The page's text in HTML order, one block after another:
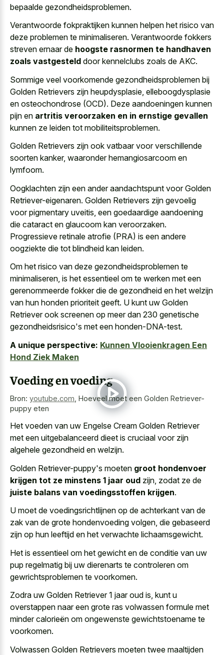
bepaalde gezondheidsproblemen.
Verantwoorde fokpraktijken kunnen helpen het risico van
deze problemen te minimaliseren. Verantwoorde fokkers
streven ernaar de hoogste rasnormen te handhaven
zoals vastgesteld door kennelclubs zoals de AKC.
Sommige veel voorkomende gezondheidsproblemen bij
Golden Retrievers zijn heupdysplasie, elleboogdysplasie
en osteochondrose (OCD). Deze aandoeningen kunnen
pijn en artritis veroorzaken en in ernstige gevallen
kunnen ze leiden tot mobiliteitsproblemen.
Golden Retrievers zijn ook vatbaar voor verschillende
soorten kanker, waaronder hemangiosarcoom en
lymfoom.
Oogklachten zijn een ander aandachtspunt voor Golden
Retriever-eigenaren. Golden Retrievers zijn gevoelig
voor pigmentary uveitis, een goedaardige aandoening
die cataract en glaucoom kan veroorzaken.
Progressieve retinale atrofie (PRA) is een andere
oogziekte die tot blindheid kan leiden.
Om het risico van deze gezondheidsproblemen te
minimaliseren, is het essentieel om te werken met een
gerenommeerde fokker die de gezondheid en het welzijn
van hun honden prioriteit geeft. U kunt uw Golden
Retriever ook screenen op meer dan 230 genetische
gezondheidsrisico's met een honden-DNA-test.
A unique perspective: Kunnen Vlooienkragen Een
Hond Ziek Maken
Voeding en voeding
Bron: youtube.com Hoeveel moet een Golden Retriever-
puppy eten
Het voeden van uw Engelse Cream Golden Retriever
met een uitgebalanceerd dieet is cruciaal voor zijn
algehele gezondheid en welzijn.
Golden Retriever-puppy's moeten groot hondenvoer
krijgen tot ze minstens 1 jaar oud zijn, zodat ze de
juiste balans van voedingsstoffen krijgen.
U moet de voedingsrichtlijnen op de achterkant van de
zak van de grote hondenvoeding volgen, die gebaseerd
zijn op hun leeftijd en het verwachte lichaamsgewicht.
Het is essentieel om het gewicht en de conditie van uw
pup regelmatig bij uw dierenarts te controleren om
gewrichtsproblemen te voorkomen.
Zodra uw Golden Retriever 1 jaar oud is, kunt u
overstappen naar een grote ras volwassen formule met
minder calorieën om ongewenste gewichtstoename te
voorkomen.
Volwassen Golden Retrievers moeten twee maaltijden